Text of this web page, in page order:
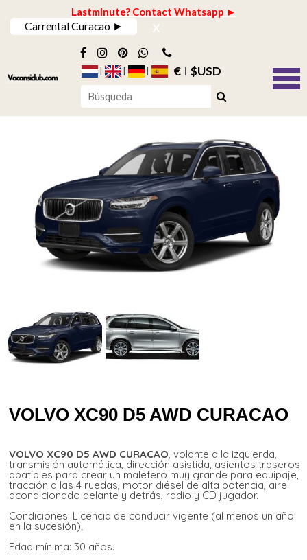
Lastminute? Contact Whatsapp ►
Carrental Curacao ► x
€ $USD
VOLVO XC90 D5 AWD CURACAO
VOLVO XC90 D5 AWD CURACAO, volante a la izquierda,
transmisión automática, dirección asistida, asientos traseros
abatibles para crear un maletero muy grande para equipaje,
tracción a las 4 ruedas, motor diésel de alta potencia, aire
acondicionado delante y detrás, radio y CD jugador.
Condiciones: Licencia de conducir vigente (al menos un año
en la sucesión);
Edad mínima: 30 años.